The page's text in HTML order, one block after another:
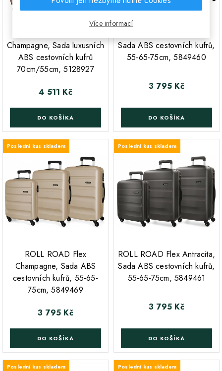
Champagne, Sada luxusních
ABS cestovních kufrů
70cm/55cm, 5128927
Cena
4 511 Kč
DO KOŠÍKA
;
Sada ABS cestovních kufrů,
55-65-75cm, 5849460
Cena
3 795 Kč
DO KOŠÍKA
Poslední kus skladem
ROLL ROAD Flex
Champagne, Sada ABS
cestovních kufrů, 55-65-
75cm, 5849469
Cena
3 795 Kč
DO KOŠÍKA
Poslední kus skladem
ROLL ROAD Flex Antracita,
Sada ABS cestovních kufrů,
55-65-75cm, 5849461
Cena
3 795 Kč
DO KOŠÍKA
Poslední kus skladem Poslední kus skladem
Více informací